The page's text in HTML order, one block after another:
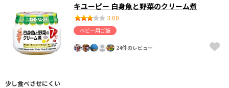
キユーピー 白身魚と野菜のクリーム煮
3.00
ベビー用ご飯
24件のレビュー
少し食べさせにくい